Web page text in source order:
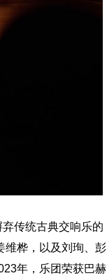
传统古典交响乐的
维桦，以及刘珣、彭
年，乐团荣获巴赫